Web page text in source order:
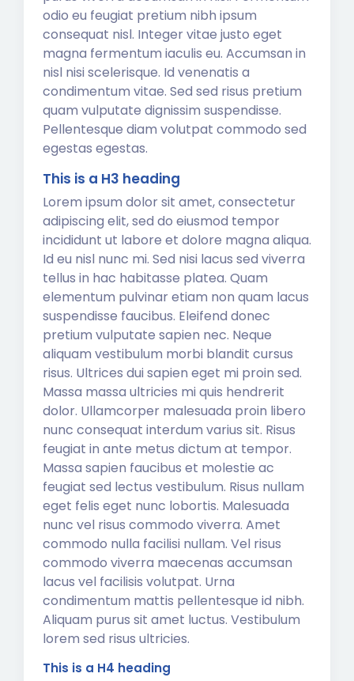
odio eu feugiat pretium nibh ipsum
consequat nisl. Integer vitae justo eget
magna fermentum iaculis eu. Accumsan in
nisl nisi scelerisque. Id venenatis a
condimentum vitae. Sed sed risus pretium
quam vulputate dignissim suspendisse.
Pellentesque diam volutpat commodo sed
egestas egestas.
This is a H3 heading
Lorem ipsum dolor sit amet, consectetur
adipiscing elit, sed do eiusmod tempor
incididunt ut labore et dolore magna aliqua.
Id eu nisl nunc mi. Sed nisi lacus sed viverra
tellus in hac habitasse platea. Quam
elementum pulvinar etiam non quam lacus
suspendisse faucibus. Eleifend donec
pretium vulputate sapien nec. Neque
aliquam vestibulum morbi blandit cursus
risus. Ultrices dui sapien eget mi proin sed.
Massa massa ultricies mi quis hendrerit
dolor. Ullamcorper malesuada proin libero
nunc consequat interdum varius sit. Risus
feugiat in ante metus dictum at tempor.
Massa sapien faucibus et molestie ac
feugiat sed lectus vestibulum. Risus nullam
eget felis eget nunc lobortis. Malesuada
nunc vel risus commodo viverra. Amet
commodo nulla facilisi nullam. Vel risus
commodo viverra maecenas accumsan
lacus vel facilisis volutpat. Urna
condimentum mattis pellentesque id nibh.
Aliquam purus sit amet luctus. Vestibulum
lorem sed risus ultricies.
This is a H4 heading